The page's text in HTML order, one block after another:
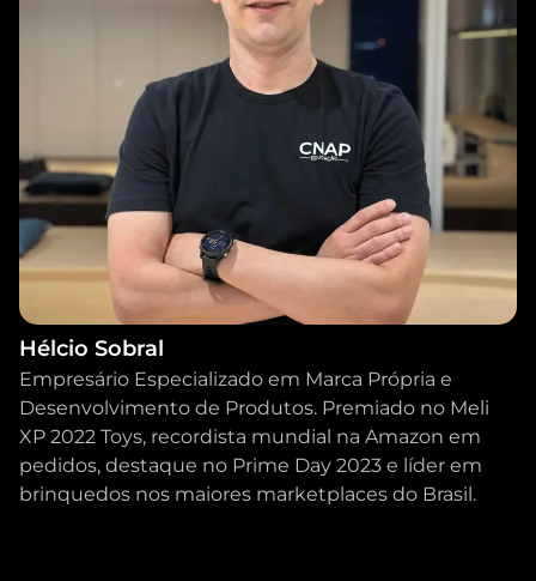
Hélcio Sobral
Empresário Especializado em Marca Própria e
Desenvolvimento de Produtos. Premiado no Meli
XP 2022 Toys, recordista mundial na Amazon em
pedidos, destaque no Prime Day 2023 e líder em
brinquedos nos maiores marketplaces do Brasil.